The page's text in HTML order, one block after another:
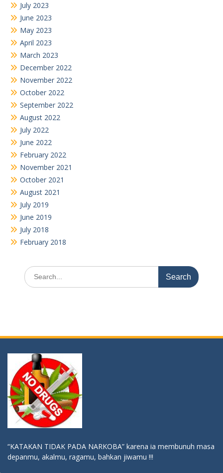
July 2023
June 2023
May 2023
April 2023
March 2023
December 2022
November 2022
October 2022
September 2022
August 2022
July 2022
June 2022
February 2022
November 2021
October 2021
August 2021
July 2019
June 2019
July 2018
February 2018
Search
for:
“KATAKAN TIDAK PADA NARKOBA” karena ia membunuh masa
depanmu, akalmu, ragamu, bahkan jiwamu !!!